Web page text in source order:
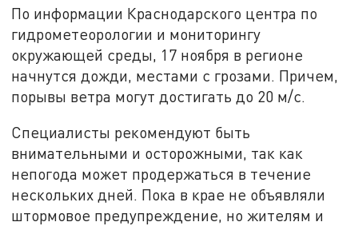
По информации Краснодарского центра по
гидрометеорологии и мониторингу
окружающей среды, 17 ноября в регионе
начнутся дожди, местами с грозами. Причем,
порывы ветра могут достигать до 20 м/с.
Специалисты рекомендуют быть
внимательными и осторожными, так как
непогода может продержаться в течение
нескольких дней. Пока в крае не объявляли
штормовое предупреждение, но жителям и